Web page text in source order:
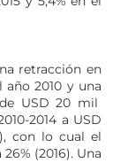
retracción en
año 2010 y una
USD 20 mil
2014 a USD
con lo cual el
(2016). Una